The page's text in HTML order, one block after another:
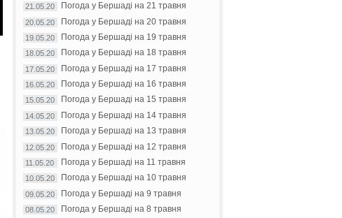
21.05.20 Погода у Бершаді на 21 травня
20.05.20 Погода у Бершаді на 20 травня
19.05.20 Погода у Бершаді на 19 травня
18.05.20 Погода у Бершаді на 18 травня
17.05.20 Погода у Бершаді на 17 травня
16.05.20 Погода у Бершаді на 16 травня
15.05.20 Погода у Бершаді на 15 травня
14.05.20 Погода у Бершаді на 14 травня
13.05.20 Погода у Бершаді на 13 травня
12.05.20 Погода у Бершаді на 12 травня
11.05.20 Погода у Бершаді на 11 травня
10.05.20 Погода у Бершаді на 10 травня
09.05.20 Погода у Бершаді на 9 травня
08.05.20 Погода у Бершаді на 8 травня